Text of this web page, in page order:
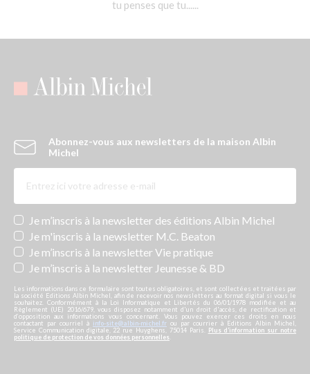
tu penses que tu......
Abonnez-vous aux newsletters de la maison Albin
Michel
Newsletters
Je m’inscris à la newsletter des éditions Albin Michel
Je m'inscris à la newsletter M.C. Beaton
Je m’inscris à la newsletter Vie pratique
Je m’inscris à la newsletter Jeunesse & BD
Les informations dans ce formulaire sont toutes obligatoires, et sont collectées et traitées par
la société Editions Albin Michel, afin de recevoir nos newsletters au format digital si vous le
souhaitez. Conformément à la Loi Informatique et Libertés du 06/01/1978 modifiée et au
Règlement (UE) 2016/679, vous disposez notamment d'un droit d'accès, de rectification et
d’opposition aux informations vous concernant. Vous pouvez exercer ces droits en nous
contactant par courriel à info-site@albin-michel.fr ou par courrier à Editions Albin Michel,
Service Communication digitale, 22 rue Huyghens, 75014 Paris.
Plus d’information sur notre
politique de protection de vos données personnelles